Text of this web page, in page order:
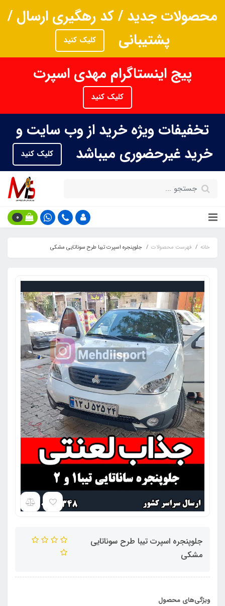
محصولات جدید / کد رهگیری ارسال /
پشتیبانی
کلیک کنید
پیج اینستاگرام مهدی اسپرت
کلیک کنید
تخفیفات ویژه خرید از وب سایت و
خرید غیرحضوری میباشد
کلیک کنید
0
خانه فهرست محصولات جلوپنجره اسپرت تیبا طرح سوناتایی مشکی
جلوپنجره اسپرت تیبا طرح سوناتایی
مشکی
ویژگی‌های محصول